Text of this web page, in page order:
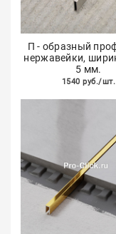
П - образный
нержавейки,
5 мм.
1540 руб./шт.